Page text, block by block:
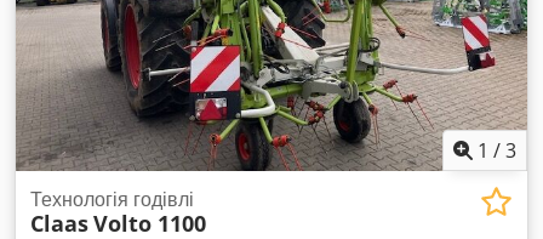
1 /3
Технологія годівлі
ClaasVolto 1100